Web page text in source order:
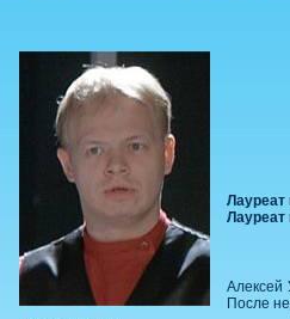
Лауреат
Лауреат
Алексей
После